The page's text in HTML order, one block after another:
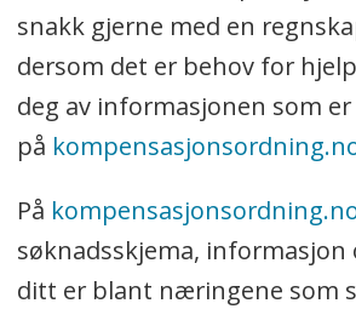
snakk gjerne med en
dersom det er behov for
deg av informasjonen som
på
På
søknadsskjema,
ditt er blant næringene som